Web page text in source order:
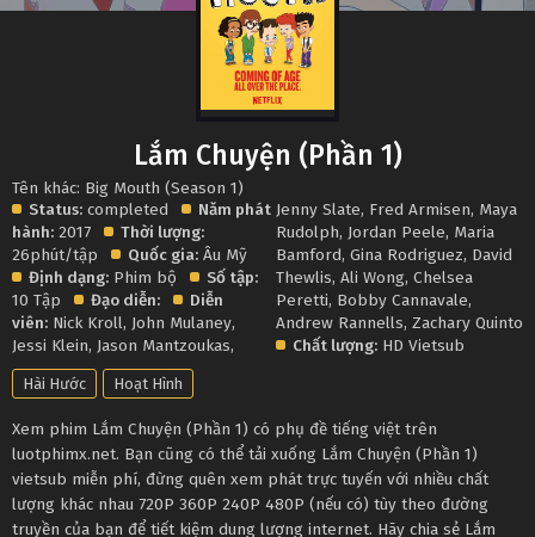
Lắm Chuyện (Phần 1)
Tên khác: Big Mouth (Season 1)
Status: completed
Năm phát
hành: 2017
Thời lượng:
26phút/tập
Quốc gia: Âu Mỹ
Định dạng: Phim bộ
Số tập:
10 Tập
Đạo diễn:
Diễn
viên: Nick Kroll, John Mulaney,
Jessi Klein, Jason Mantzoukas,
Jenny Slate, Fred Armisen, Maya
Rudolph,Jordan Peele, Maria
Bamford,Gina Rodriguez, David
Thewlis,Ali Wong,Chelsea
Peretti, Bobby Cannavale,
Andrew Rannells,Zachary Quinto
Chất lượng: HD Vietsub
Hài Hước Hoạt Hình
Xem phim Lắm Chuyện (Phần 1) có phụ đề tiếng việt trên
luotphimx.net. Bạn cũng có thể tải xuống Lắm Chuyện (Phần 1)
vietsub miễn phí, đừng quên xem phát trực tuyến với nhiều chất
lượng khác nhau 720P 360P 240P 480P (nếu có) tùy theo đường
truyền của bạn để tiết kiệm dung lượng internet. Hãy chia sẻ Lắm